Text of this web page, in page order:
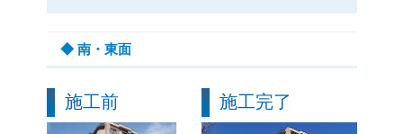
◆ 南・東面
施工前 施工完了